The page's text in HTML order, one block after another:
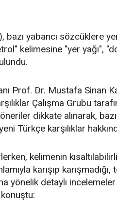
bazı yabancı sözcüklere
kelimesine "yer yağı",
Prof. Dr. Mustafa Sinan
Çalışma Grubu
dikkate alınarak, bazı
Türkçe karşılıklar
kelimenin
karışıp
yönelik detaylı incelemeler